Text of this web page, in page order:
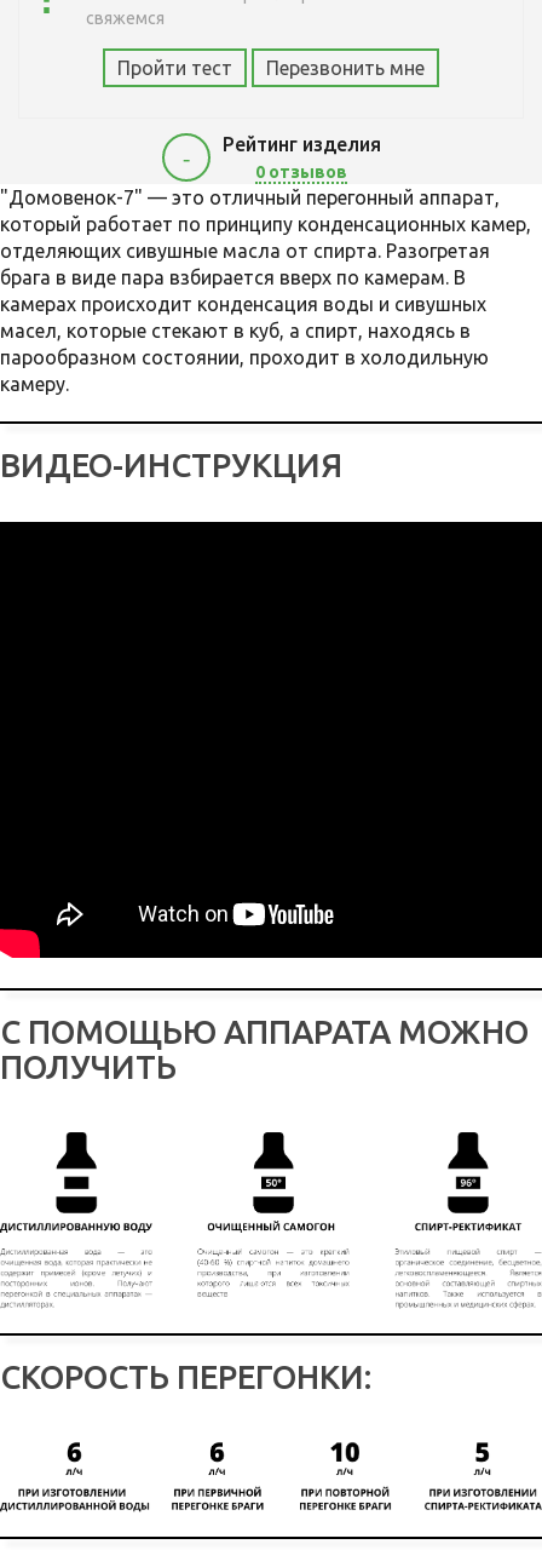
свяжемся
Пройти тест Перезвонить мне
-
Рейтинг изделия
0 отзывов
"Домовенок-7" — это отличный перегонный аппарат,
который работает по принципу конденсационных камер,
отделяющих сивушные масла от спирта. Разогретая
брага в виде пара взбирается вверх по камерам. В
камерах происходит конденсация воды и сивушных
масел, которые стекают в куб, а спирт, находясь в
парообразном состоянии, проходит в холодильную
камеру.
ВИДЕО-ИНСТРУКЦИЯ
С ПОМОЩЬЮ АППАРАТА МОЖНО
ПОЛУЧИТЬ
СКОРОСТЬ ПЕРЕГОНКИ: